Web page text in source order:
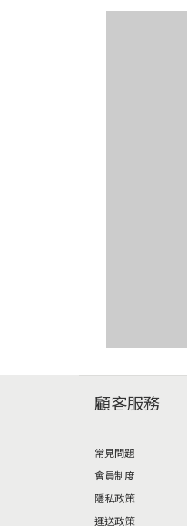
顧客服務
常見問題
會員制度
隱私政策
運送政策